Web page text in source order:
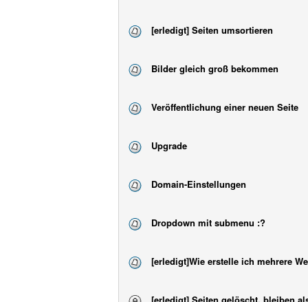
[erledigt] Seiten umsortieren
Bilder gleich groß bekommen
Veröffentlichung einer neuen Seite
Upgrade
Domain-Einstellungen
Dropdown mit submenu :?
[erledigt]Wie erstelle ich mehrere